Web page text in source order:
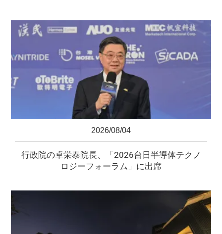
2026/08/04
行政院の卓栄泰院長、「2026台日半導体テクノ
ロジーフォーラム」に出席